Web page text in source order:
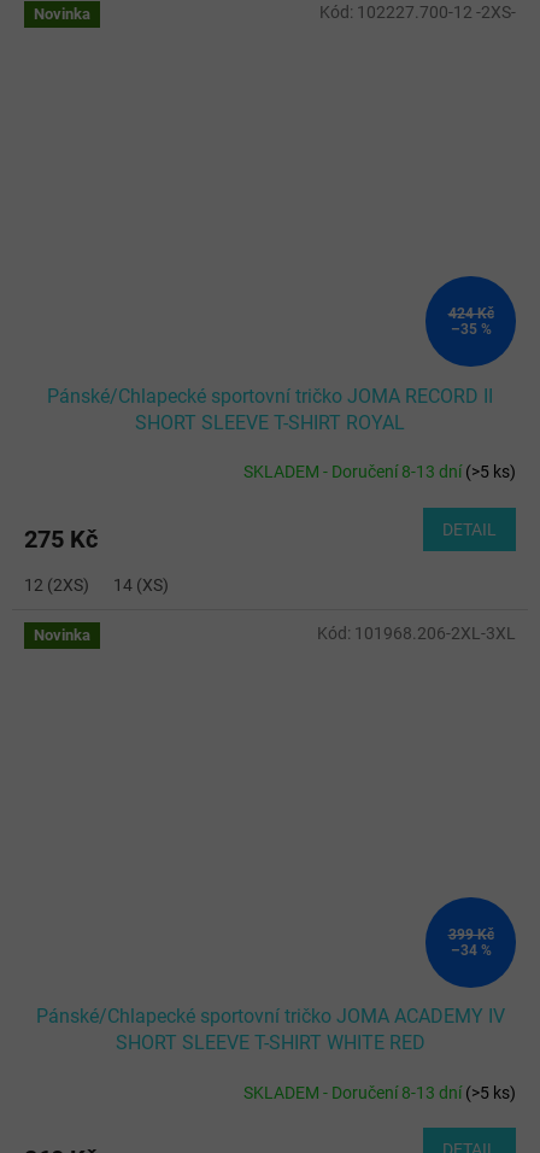
Novinka
424 Kč
–35 %
Pánské/Chlapecké sportovní tričko JOMA RECORD II
SHORT SLEEVE T-SHIRT ROYAL
SKLADEM - Doručení 8-13 dní(>5 ks)
275 Kč DETAIL
12 (2XS) 14 (XS)
Kód: 102227.700-12 -2XS-
Novinka
399 Kč
–34 %
Pánské/Chlapecké sportovní tričko JOMA ACADEMY IV
SHORT SLEEVE T-SHIRT WHITE RED
SKLADEM - Doručení 8-13 dní(>5 ks)
Kód: 101968.206-2XL-3XL